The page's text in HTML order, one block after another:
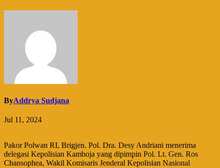
ByAddrya Sudjana
Jul 11, 2024
Pakor Polwan RI, Brigjen. Pol. Dra. Desy Andriani menerima
delegasi Kepolisian Kamboja yang dipimpin Pol. Lt. Gen. Ros
Chansophea, Wakil Komisaris Jenderal Kepolisian Nasional